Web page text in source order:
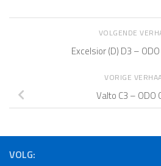
VOLGENDE
Excelsior (D) D3 –
VORIGE
Valto C3 –
VOLG: